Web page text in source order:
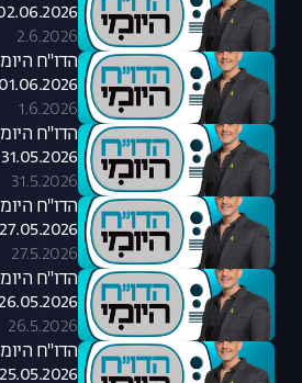
2.6.2026
הדו"ח
01.06.2026
1.6.2026
הדו"ח
31.05.2026
31.5.2026
הדו"ח
27.05.2026
27.5.2026
הדו"ח
26.5.2026
הדו"ח
25.05.2026